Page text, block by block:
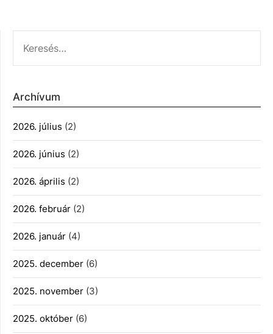
Archívum
2026. július (2)
2026. június (2)
2026. április (2)
2026. február (2)
2026. január (4)
2025. december (6)
2025. november (3)
2025. október (6)